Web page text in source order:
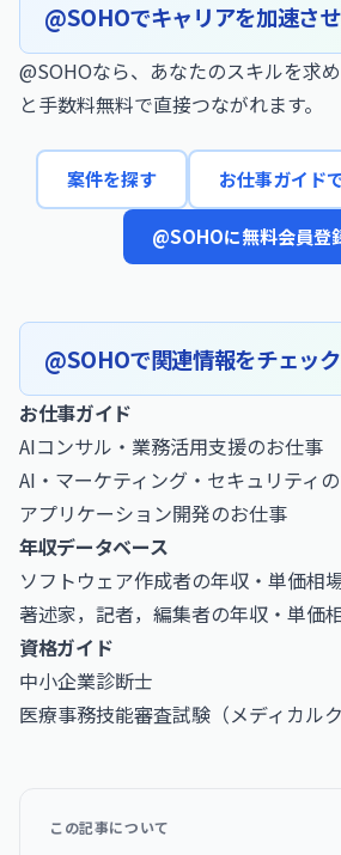
@SOHOでキャリアを加速さ
@SOHOなら、あなたのスキルを求
と手数料無料で直接つながれます。
案件を探す お仕事ガイド
@SOHOに無料会員登
@SOHOで関連情報をチェック
お仕事ガイド
AIコンサル・業務活用支援のお仕事
AI・マーケティング・セキュリティ
アプリケーション開発のお仕事
年収データベース
ソフトウェア作成者の年収・単価相
著述家，記者，編集者の年収・単価
資格ガイド
中小企業診断士
医療事務技能審査試験（メディカルク
この記事について